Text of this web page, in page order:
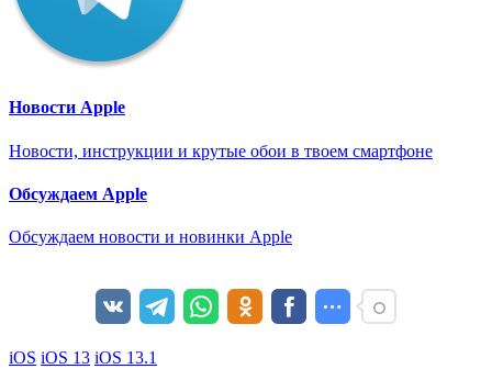
Новости Apple
Новости, инструкции и крутые обои в твоем смартфоне
Обсуждаем Apple
Обсуждаем новости и новинки Apple
iOS iOS 13 iOS 13.1